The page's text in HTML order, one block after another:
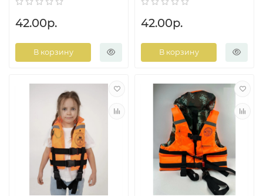
42.00р.
В корзину
42.00р.
В корзину